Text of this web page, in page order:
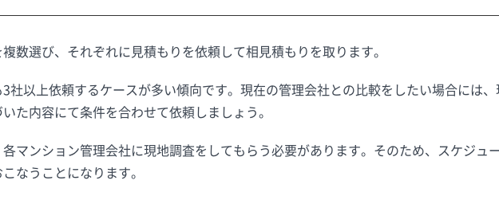
数選び、それぞれに見積もりを依頼して相見積もりを取ります。
社以上依頼するケースが多い傾向です。現在の管理会社との比較をしたい場合には
た内容にて条件を合わせて依頼しましょう。
マンション管理会社に現地調査をしてもらう必要があります。そのため、スケジュ
なうことになります。